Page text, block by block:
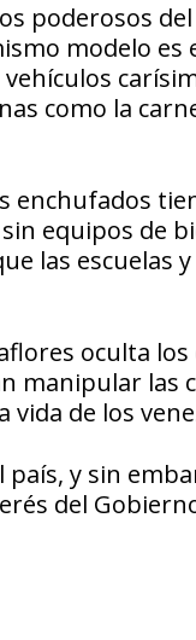
poderosos
modelo es
como la
enchufados
equipos de
las
oculta
manipular
de los
país, y sin
del